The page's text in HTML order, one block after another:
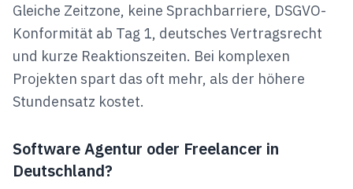
Gleiche Zeitzone, keine Sprachbarriere, DSGVO-
Konformität ab Tag 1, deutsches Vertragsrecht
und kurze Reaktionszeiten. Bei komplexen
Projekten spart das oft mehr, als der höhere
Stundensatz kostet.
Software Agentur oder Freelancer in
Deutschland?